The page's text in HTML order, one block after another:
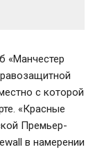
«Манчестер
с которой
«Красные
Премьер-
в намерении